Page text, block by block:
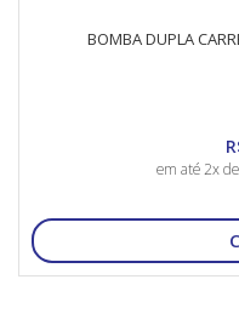
BOMBA DUPLA
em até 2x